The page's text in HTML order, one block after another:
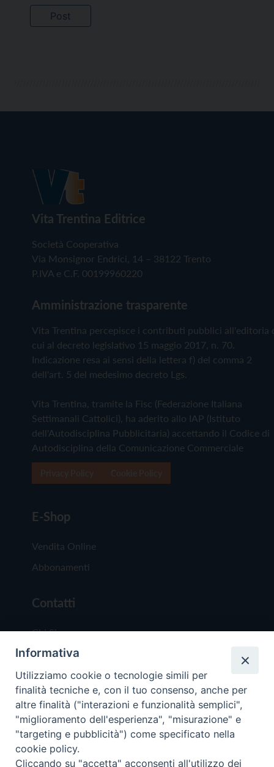
Vita Trentina Editrice
Società Cooperativa
Via Monsignor Endrici, 14 – 38122 Trento
P.IVA e C.F. 00199960220
Amministrazione trasparente
Vita Trentina percepisce i contributi pubblici all'editoria
cui al decreto legislativo 15 maggio 2017, n. 70.
Indicazione resa ai sensi della lettera f) del comma 2
dell'art. 5 del medesimo decreto Lgs.
Vita Trentina, tramite la Fisc (Federazione Italiana
Settimanali Cattolici), ha aderito allo IAP (Istituto
dell'Autodisciplina Pubblicitaria) accettando il Codice di
Autodisciplina della Comunicazione Commerciale
E-Shop
Vendita Online
Abbonamenti
Contatti
Chi Siamo
Redazione
Scrivici
Copyright © 2019 - Tutti i diritti riservati - Vita
Informativa
Utilizziamo cookie o tecnologie simili per
finalità tecniche e, con il tuo consenso, anche per
altre finalità ("interazioni e funzionalità semplici",
"miglioramento dell'esperienza", "misurazione" e
"targeting e pubblicità") come specificato nella
cookie policy.
Cliccando su "accetta" acconsenti all'utilizzo dei